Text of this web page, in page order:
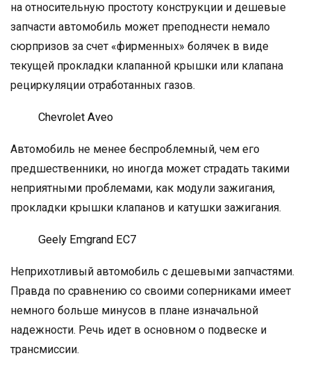
на относительную простоту конструкции и дешевые
запчасти автомобиль может преподнести немало
сюрпризов за счет «фирменных» болячек в виде
текущей прокладки клапанной крышки или клапана
рециркуляции отработанных газов.
Chevrolet Aveo
Автомобиль не менее беспроблемный, чем его
предшественники, но иногда может страдать такими
неприятными проблемами, как модули зажигания,
прокладки крышки клапанов и катушки зажигания.
Geely Emgrand ЕС7
Неприхотливый автомобиль с дешевыми запчастями.
Правда по сравнению со своими соперниками имеет
немного больше минусов в плане изначальной
надежности. Речь идет в основном о подвеске и
трансмиссии.